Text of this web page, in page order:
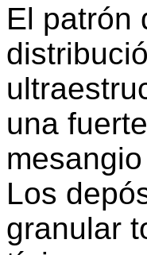
El patrón
una
Los
granular